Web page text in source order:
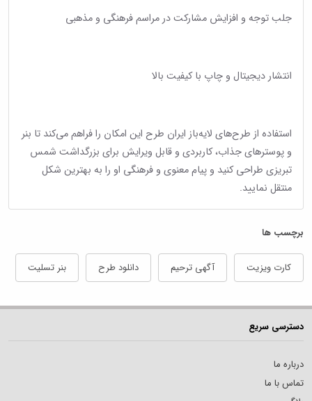
جلب توجه و افزایش مشارکت در مراسم فرهنگی و مذهبی
انتشار دیجیتال و چاپ با کیفیت بالا
استفاده از طرح‌های لایه‌باز ایران طرح این امکان را فراهم می‌کند تا بنر
و پوسترهای جذاب، کاربردی و قابل ویرایش برای بزرگداشت شمس
تبریزی طراحی کنید و پیام معنوی و فرهنگی او را به بهترین شکل
منتقل نمایید.
برچسب ها
کارت ویزیت آگهی ترحیم دانلود طرح بنر تسلیت
دسترسی سریع
درباره ما
تماس با ما